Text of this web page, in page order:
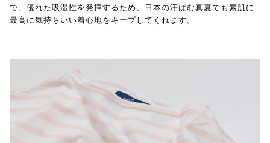
で、優れた吸湿性を発揮するため、日本の汗ばむ真夏でも素肌に
最高に気持ちいい着心地をキープしてくれます。